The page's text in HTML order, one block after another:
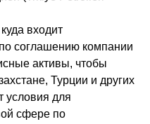
входит
соглашению компании
активы, чтобы
Турции и других
условия для
сфере по